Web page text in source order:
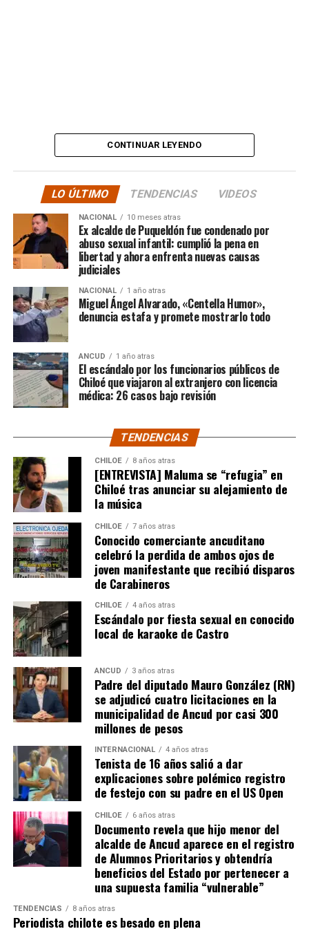
tele y donde sea para
hacer justicia.”
quienes lo han acompañado desde que compartió lo
ocurrido:
“Gracias a todos por el
apoyo!!!!”
Por el momento, las personas aludidas no han emitido
declaraciones públicas. La historia, según Centella,
recién comienza y, el mencionado posteo, ha generado
comentarios de todo tipo, en su gran mayoría, a favor
del humorista de Punta Arenas.
CONTINUAR LEYENDO
LO ÚLTIMO TENDENCIAS VIDEOS
NACIONAL 10 meses atras
Ex alcalde de Puqueldón fue condenado por
abuso sexual infantil: cumplió la pena en
libertad y ahora enfrenta nuevas causas
judiciales
NACIONAL 1 año atras
Miguel Ángel Alvarado, «Centella Humor»,
denuncia estafa y promete mostrarlo todo
ANCUD 1 año atras
El escándalo por los funcionarios públicos de
Chiloé que viajaron al extranjero con licencia
médica: 26 casos bajo revisión
TENDENCIAS
CHILOE 8 años atras
[ENTREVISTA] Maluma se “refugia” en
Chiloé tras anunciar su alejamiento de
la música
CHILOE 7 años atras
Conocido comerciante ancuditano
celebró la perdida de ambos ojos de
joven manifestante que recibió disparos
de Carabineros
CHILOE 4 años atras
Escándalo por fiesta sexual en conocido
local de karaoke de Castro
ANCUD 3 años atras
Padre del diputado Mauro González (RN)
se adjudicó cuatro licitaciones en la
municipalidad de Ancud por casi 300
millones de pesos
INTERNACIONAL 4 años atras
Tenista de 16 años salió a dar
explicaciones sobre polémico registro
de festejo con su padre en el US Open
CHILOE 6 años atras
Documento revela que hijo menor del
alcalde de Ancud aparece en el registro
de Alumnos Prioritarios y obtendría
beneficios del Estado por pertenecer a
una supuesta familia “vulnerable”
TENDENCIAS 8 años atras
Periodista chilote es besado en plena